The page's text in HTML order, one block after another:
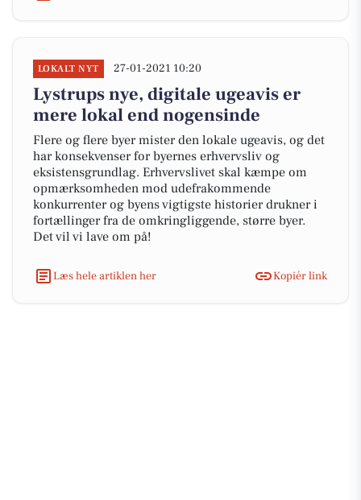
LOKALT NYT 27-01-2021 10:20
Lystrups nye, digitale ugeavis er
mere lokal end nogensinde
Flere og flere byer mister den lokale ugeavis, og det
har konsekvenser for byernes erhvervsliv og
eksistensgrundlag. Erhvervslivet skal kæmpe om
opmærksomheden mod udefrakommende
konkurrenter og byens vigtigste historier drukner i
fortællinger fra de omkringliggende, større byer.
Det vil vi lave om på!
Læs hele artiklen her Kopiér link